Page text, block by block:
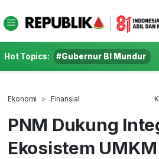
Hot Topics: #Gubernur BI Mundur
Ekonomi Finansial
PNM Dukung
Ekosistem